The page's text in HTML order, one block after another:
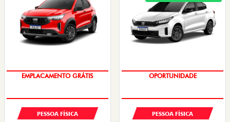
OPORTUNIDADE
PESSOA FÍSICA
EMPLACAMENTO GRÁTIS
PESSOA FÍSICA